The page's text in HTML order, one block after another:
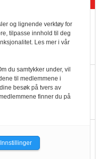
norske
Trues av
vant
Norge sin
å velge
i butikkhylla
og lignende verktøy for
tilpasse innhold til deg
Les mer i vår
du samtykker under, vil
til medlemmene i
besøk på tvers av
finner du på
Innstillinger